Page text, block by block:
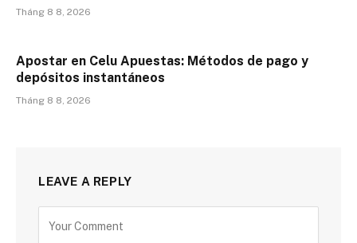
Tháng 8 8, 2026
Apostar en Celu Apuestas: Métodos de pago y
depósitos instantáneos
Tháng 8 8, 2026
LEAVE A REPLY